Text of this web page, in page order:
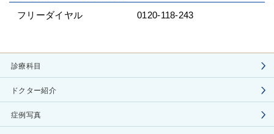
フリーダイヤル 0120-118-243
診療科目
ドクター紹介
症例写真